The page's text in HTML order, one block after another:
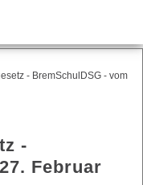
- BremSchulDSG - vom
-
Februar